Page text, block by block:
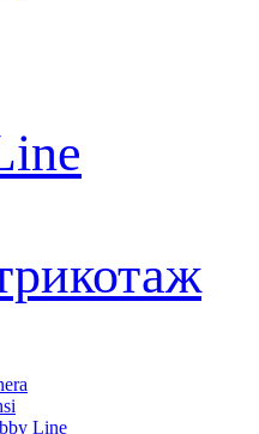
Line